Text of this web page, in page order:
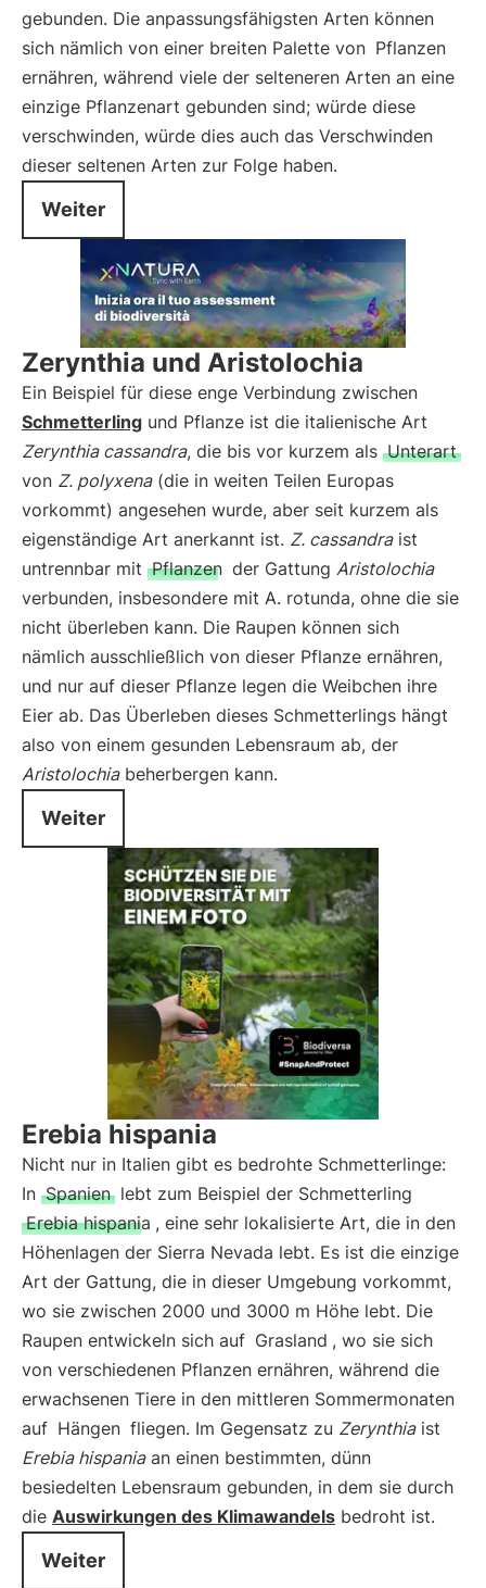
gebunden. Die anpassungsfähigsten Arten können
sich nämlich von einer breiten Palette von Pflanzen
ernähren, während viele der selteneren Arten an eine
einzige Pflanzenart gebunden sind; würde diese
verschwinden, würde dies auch das Verschwinden
dieser seltenen Arten zur Folge haben.
Weiter
Zerynthia und Aristolochia
Ein Beispiel für diese enge Verbindung zwischen
Schmetterling und Pflanze ist die italienische Art
Zerynthia cassandra, die bis vor kurzem als Unterart
von Z. polyxena(die in weiten Teilen Europas
vorkommt) angesehen wurde, aber seit kurzem als
eigenständige Art anerkannt ist. Z. cassandraist
untrennbar mit Pflanzen der Gattung Aristolochia
verbunden, insbesondere mit A. rotunda, ohne die sie
nicht überleben kann. Die Raupen können sich
nämlich ausschließlich von dieser Pflanze ernähren,
und nur auf dieser Pflanze legen die Weibchen ihre
Eier ab. Das Überleben dieses Schmetterlings hängt
also von einem gesunden Lebensraum ab, der
Aristolochiabeherbergen kann.
Weiter
Erebia hispania
Nicht nur in Italien gibt es bedrohte Schmetterlinge:
In Spanien lebt zum Beispiel der Schmetterling
Erebia hispania , eine sehr lokalisierte Art, die in den
Höhenlagen der Sierra Nevada lebt. Es ist die einzige
Art der Gattung, die in dieser Umgebung vorkommt,
wo sie zwischen 2000 und 3000 m Höhe lebt. Die
Raupen entwickeln sich auf Grasland , wo sie sich
von verschiedenen Pflanzen ernähren, während die
erwachsenen Tiere in den mittleren Sommermonaten
auf Hängen fliegen. Im Gegensatz zu Zerynthiaist
Erebia hispaniaan einen bestimmten, dünn
besiedelten Lebensraum gebunden, in dem sie durch
die Auswirkungen des Klimawandels bedroht ist.
Weiter